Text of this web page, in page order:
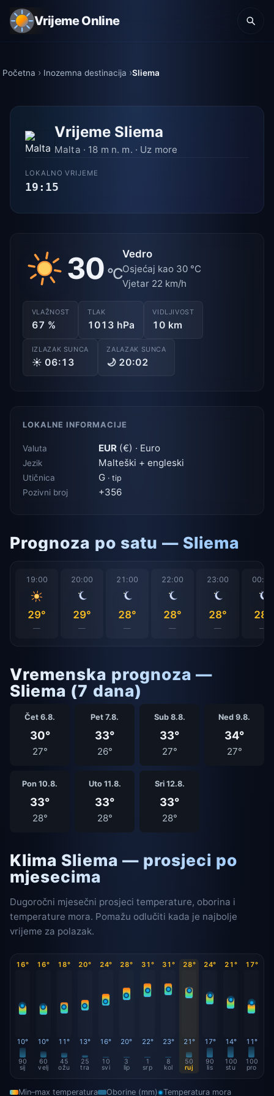
Vrijeme Online
Početna Inozemna destinacija Sliema
Vrijeme Sliema
Malta · 18 m n. m. · Uz more
LOKALNO VRIJEME
19:15
30 °C
Vedro
Osjećaj kao 30 °C
Vjetar 22 km/h
VLAŽNOST
67 %
TLAK
1013 hPa
VIDLJIVOST
10 km
IZLAZAK SUNCA
☀ 06:13
ZALAZAK SUNCA
🌙 20:02
LOKALNE INFORMACIJE
Valuta EUR (€) · Euro
Jezik Malteški + engleski
Utičnica G · tip
Pozivni broj +356
Prognoza po satu — Sliema
19:00
29°
—
20:00
29°
—
21:00
28°
—
22:00
28°
—
23:00
28°
—
00:00
28°
—
Vremenska prognoza —
Sliema (7 dana)
Čet 6.8.
30°
27°
Pet 7.8.
33°
26°
Sub 8.8.
33°
27°
Ned 9.8.
34°
27°
Pon 10.8.
33°
28°
Uto 11.8.
33°
28°
Sri 12.8.
33°
28°
Klima Sliema — prosjeci po
mjesecima
Dugoročni mjesečni prosjeci temperature, oborina i
temperature mora. Pomažu odlučiti kada je najbolje
vrijeme za polazak.
16°
10°
90
sij
16°
10°
60
velj
18°
11°
45
ožu
20°
13°
25
tra
24°
16°
10
svi
28°
20°
3
lip
31°
22°
1
srp
31°
23°
8
kol
28°
21°
50
ruj
24°
17°
90
lis
21°
14°
100
stu
17°
11°
100
pro
Min–max temperatura Oborine (mm) Temperatura mora